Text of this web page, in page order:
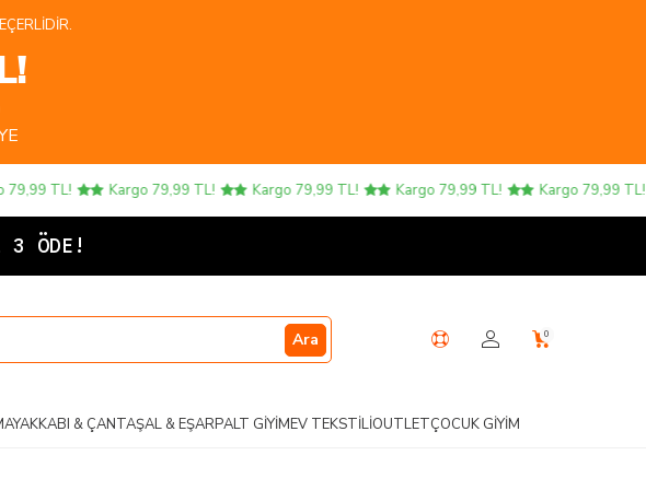
TL! Kargo 79,99 TL! Kargo 79,99 TL! Kargo 79,99 TL! Kargo 79,99 TL!
ÖDE!
Ara 0
AYAKKABI & ÇANTAŞAL & EŞARPALT GIYIMEV TEKSTILIOUTLETÇOCUK GIYIM